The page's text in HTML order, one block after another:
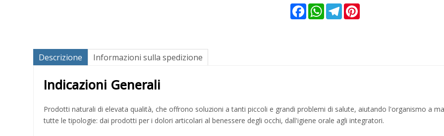
FacebookWhatsAppTelegramPinterest
Descrizione Informazioni sulla spedizione
Indicazioni Generali
Prodotti naturali di elevata qualità, che offrono soluzioni a tanti piccoli e grandi problemi di salute, aiutando l'organismo a
tutte le tipologie: dai prodotti per i dolori articolari al benessere degli occhi, dall'igiene orale agli integratori.